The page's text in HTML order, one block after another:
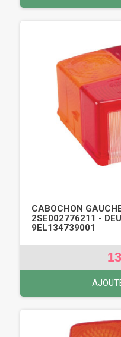
CABOCHON
2SE002776211 -
9EL134739001